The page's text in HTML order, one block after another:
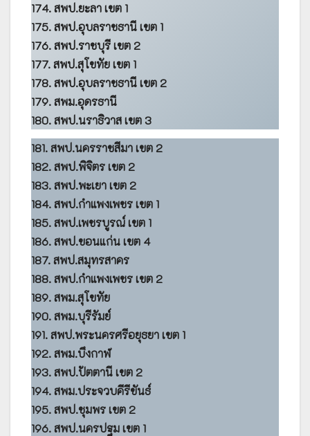
174. สพป.ยะลา เขต 1
175. สพป.อุบลราชธานี เขต 1
176. สพป.ราชบุรี เขต 2
177. สพป.สุโขทัย เขต 1
178. สพป.อุบลราชธานี เขต 2
179. สพม.อุดรธานี
180. สพป.นราธิวาส เขต 3
181. สพป.นครราชสีมา เขต 2
182. สพป.พิจิตร เขต 2
183. สพป.พะเยา เขต 2
184. สพป.กำแพงเพชร เขต 1
185. สพป.เพชรบูรณ์ เขต 1
186. สพป.ขอนแก่น เขต 4
187. สพป.สมุทรสาคร
188. สพป.กำแพงเพชร เขต 2
189. สพม.สุโขทัย
190. สพม.บุรีรัมย์
191. สพป.พระนครศรีอยุธยา เขต 1
192. สพม.บึงกาฬ
193. สพป.ปัตตานี เขต 2
194. สพม.ประจวบคีรีขันธ์
195. สพป.ชุมพร เขต 2
196. สพป.นครปฐม เขต 1